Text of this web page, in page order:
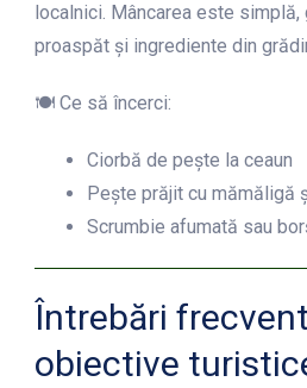
localnici. Mâncarea este
proaspăt și ingrediente din
🍽 Ce să încerci:
Ciorbă de pește la ceaun
Pește prăjit cu mămăligă
Scrumbie afumată sau
Întrebări
obiective